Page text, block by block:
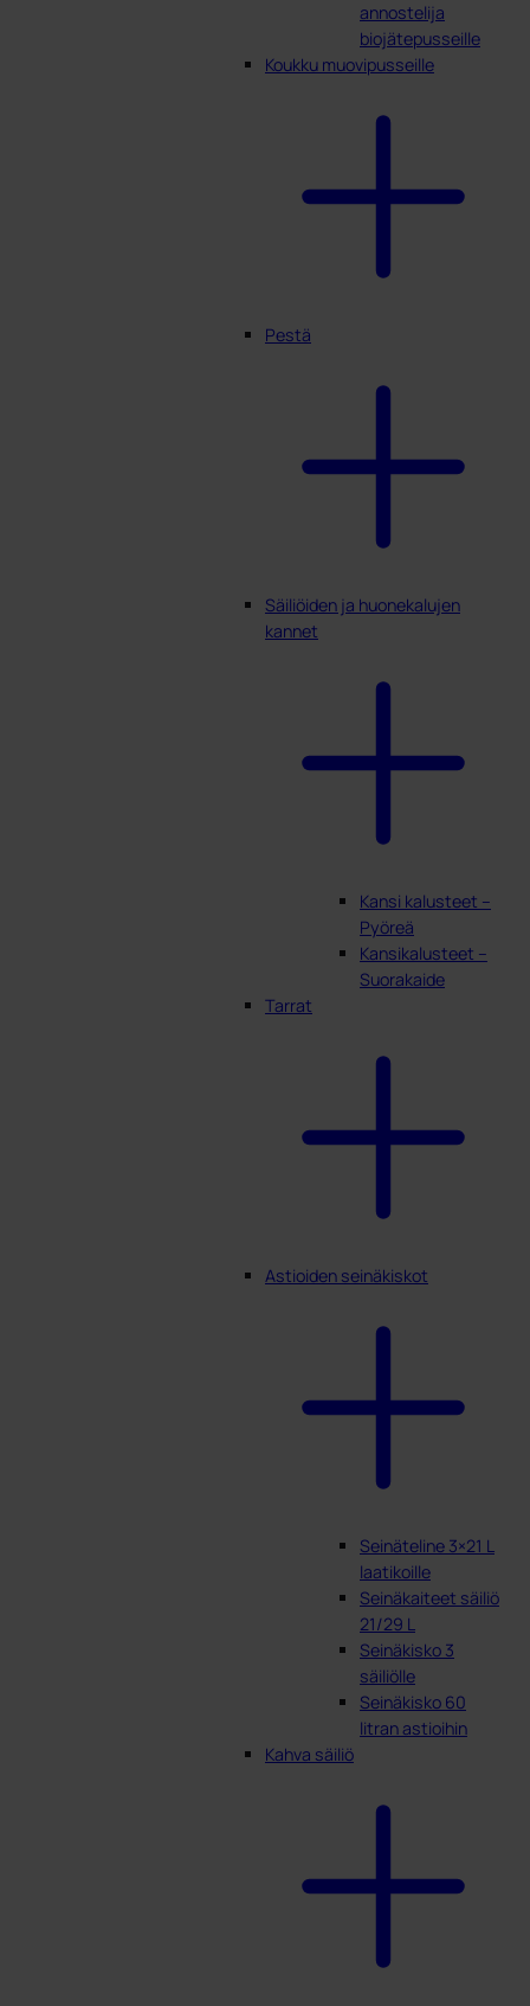
annostelija
biojätepusseille
Koukku muovipusseille
Pestä
Säiliöiden ja huonekalujen
kannet
Kansi kalusteet –
Pyöreä
Kansikalusteet –
Suorakaide
Tarrat
Astioiden seinäkiskot
Seinäteline 3×21 L
laatikoille
Seinäkaiteet säiliö
21/29 L
Seinäkisko 3
säiliölle
Seinäkisko 60
litran astioihin
Kahva säiliö